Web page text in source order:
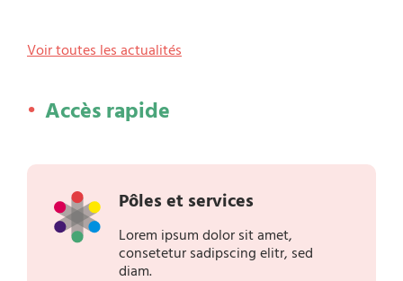
Voir toutes les actualités
Accès rapide
Pôles et services
Lorem ipsum dolor sit amet,
consetetur sadipscing elitr, sed
diam.